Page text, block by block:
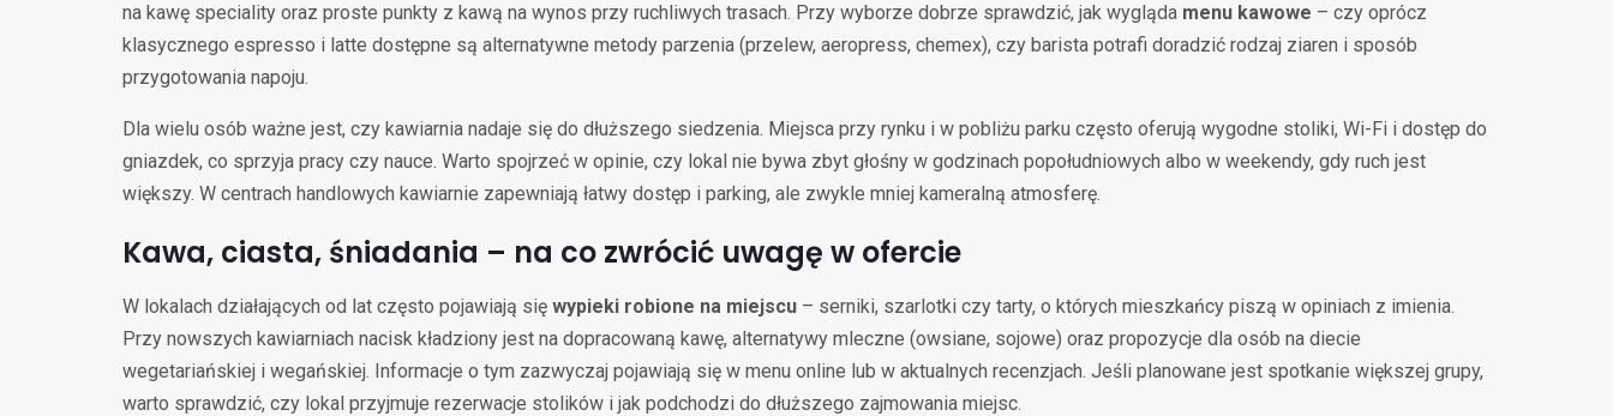
na kawę speciality oraz proste punkty z kawą na wynos przy ruchliwych trasach. Przy wyborze dobrze sprawdzić, jak wygląda menu kawowe – czy oprócz
klasycznego espresso i latte dostępne są alternatywne metody parzenia (przelew, aeropress, chemex), czy barista potrafi doradzić rodzaj ziaren i sposób
przygotowania napoju.
Dla wielu osób ważne jest, czy kawiarnia nadaje się do dłuższego siedzenia. Miejsca przy rynku i w pobliżu parku często oferują wygodne stoliki, Wi-Fi i dostęp do
gniazdek, co sprzyja pracy czy nauce. Warto spojrzeć w opinie, czy lokal nie bywa zbyt głośny w godzinach popołudniowych albo w weekendy, gdy ruch jest
większy. W centrach handlowych kawiarnie zapewniają łatwy dostęp i parking, ale zwykle mniej kameralną atmosferę.
Kawa, ciasta, śniadania – na co zwrócić uwagę w ofercie
W lokalach działających od lat często pojawiają się wypieki robione na miejscu – serniki, szarlotki czy tarty, o których mieszkańcy piszą w opiniach z imienia.
Przy nowszych kawiarniach nacisk kładziony jest na dopracowaną kawę, alternatywy mleczne (owsiane, sojowe) oraz propozycje dla osób na diecie
wegetariańskiej i wegańskiej. Informacje o tym zazwyczaj pojawiają się w menu online lub w aktualnych recenzjach. Jeśli planowane jest spotkanie większej grupy,
warto sprawdzić, czy lokal przyjmuje rezerwacje stolików i jak podchodzi do dłuższego zajmowania miejsc.